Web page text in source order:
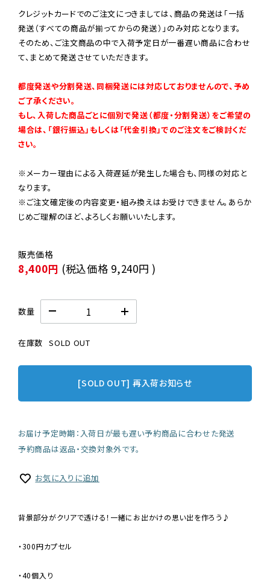
クレジットカードでのご注文につきましては、商品の発送は「一括
発送（すべての商品が揃ってからの発送）」のみ対応となります。
そのため、ご注文商品の中で入荷予定日が一番遅い商品に合わせ
て、まとめて発送させていただきます。
都度発送や分割発送、同梱発送には対応しておりませんので、予め
ご了承ください。
もし、入荷した商品ごとに個別で発送（都度・分割発送）をご希望の
場合は、「銀行振込」もしくは「代金引換」でのご注文をご検討くだ
さい。
※メーカー理由による入荷遅延が発生した場合も、同様の対応と
なります。
※ご注文確定後の内容変更・組み換えはお受けできません。あらか
じめご理解のほど、よろしくお願いいたします。
8,400円 (税込価格 9,240円 )
数量
在庫数 SOLD OUT
[SOLD OUT] 再入荷お知らせ
お届け予定時期：入荷日が最も遅い予約商品に合わせた発送
予約商品は返品・交換対象外です。
お気に入りに追加
背景部分がクリアで透ける！一緒にお出かけの思い出を作ろう♪
・300円カプセル
・40個入り